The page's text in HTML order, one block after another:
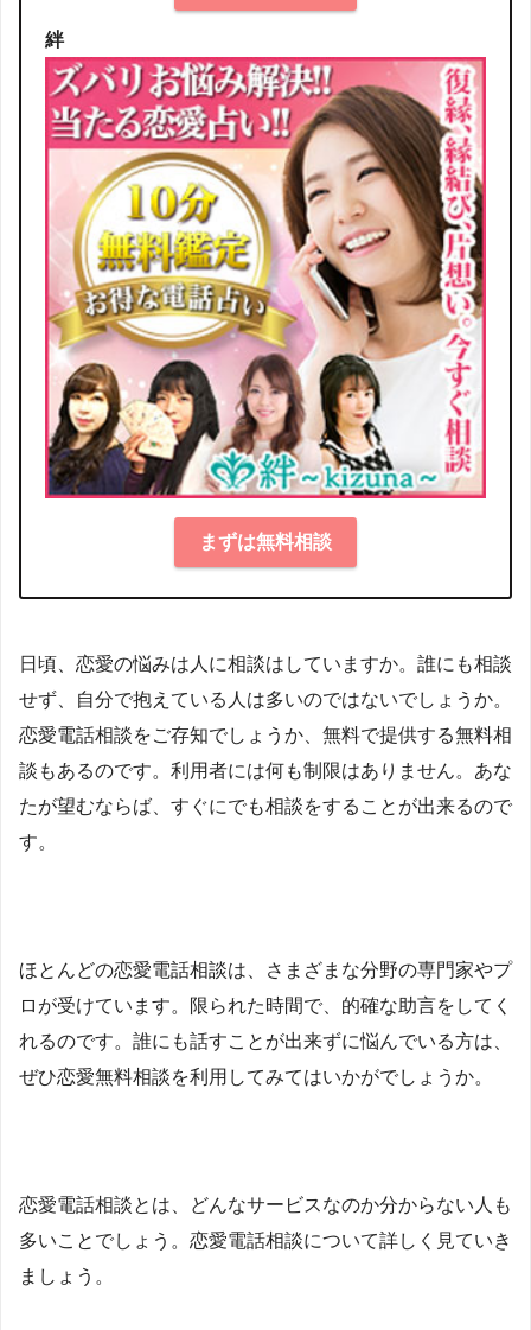
絆
まずは無料相談
日頃、恋愛の悩みは人に相談はしていますか。誰にも相談
せず、自分で抱えている人は多いのではないでしょうか。
恋愛電話相談をご存知でしょうか、無料で提供する無料相
談もあるのです。利用者には何も制限はありません。あな
たが望むならば、すぐにでも相談をすることが出来るので
す。
ほとんどの恋愛電話相談は、さまざまな分野の専門家やプ
ロが受けています。限られた時間で、的確な助言をしてく
れるのです。誰にも話すことが出来ずに悩んでいる方は、
ぜひ恋愛無料相談を利用してみてはいかがでしょうか。
恋愛電話相談とは、どんなサービスなのか分からない人も
多いことでしょう。恋愛電話相談について詳しく見ていき
ましょう。